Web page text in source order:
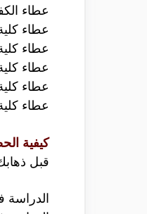
عطاء
عطاء
عطاء
عطاء
عطاء
عطاء
كيفية
قبل
الدراسة في